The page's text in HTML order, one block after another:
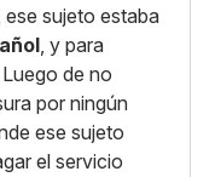
sujeto estaba
, y para
de no
por ningún
ese sujeto
el servicio